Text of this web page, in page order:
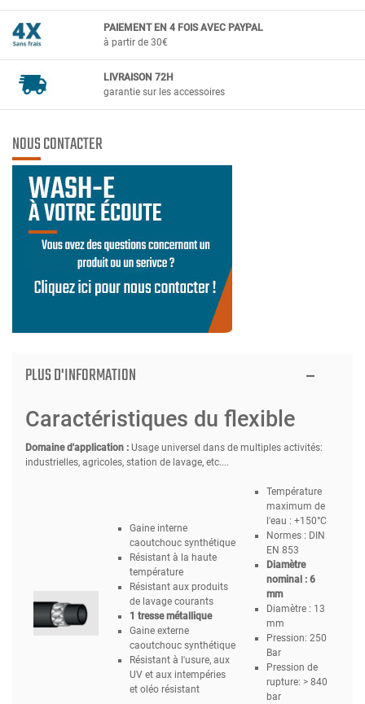
PAIEMENT EN 4 FOIS AVEC PAYPAL
à partir de 30€
LIVRAISON 72H
garantie sur les accessoires
NOUS CONTACTER
PLUS D'INFORMATION
Caractéristiques du flexible
Domaine d'application : Usage universel dans de multiples activités:
industrielles, agricoles, station de lavage, etc....
Gaine interne
caoutchouc synthétique
Résistant à la haute
température
Résistant aux produits
de lavage courants
1 tresse métallique
Gaine externe
caoutchouc synthétique
Résistant à l'usure, aux
UV et aux intempéries
et oléo résistant
Température
maximum de
l'eau : +150°C
Normes : DIN
EN 853
Diamètre
nominal : 6
mm
Diamètre : 13
mm
Pression: 250
Bar
Pression de
rupture: > 840
bar